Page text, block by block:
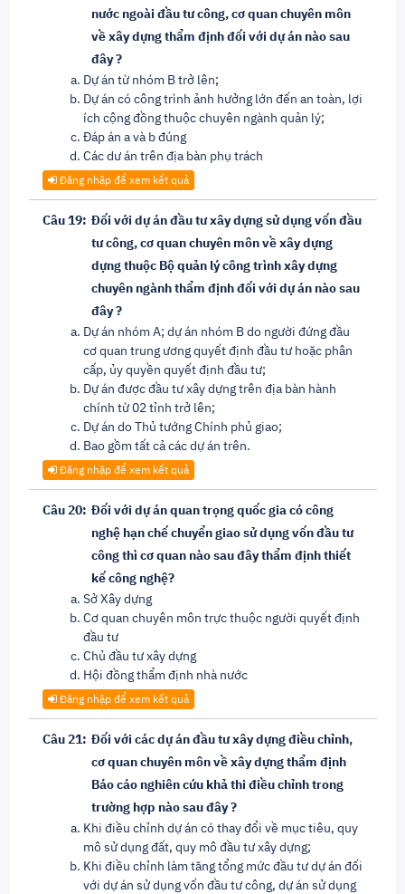
nước ngoài đầu tư công, cơ quan chuyên môn
về xây dựng thẩm định đối với dự án nào sau
đây ?
Dự án từ nhóm B trở lên;
Dự án có công trình ảnh hưởng lớn đến an toàn, lợi
ích cộng đồng thuộc chuyên ngành quản lý;
Đáp án a và b đúng
Các dư án trên địa bàn phụ trách
Đăng nhập để xem kết quả
Câu 19: Đối với dự án đầu tư xây dựng sử dụng vốn đầu
tư công, cơ quan chuyên môn về xây dựng
dựng thuộc Bộ quản lý công trình xây dựng
chuyên ngành thẩm định đối với dự án nào sau
đây ?
Dự án nhóm A; dự án nhóm B do người đứng đầu
cơ quan trung ương quyết định đầu tư hoặc phân
cấp, ủy quyền quyết định đầu tư;
Dự án được đầu tư xây dựng trên địa bàn hành
chính từ 02 tỉnh trở lên;
Dự án do Thủ tướng Chính phủ giao;
Bao gồm tất cả các dự án trên.
Đăng nhập để xem kết quả
Câu 20: Đối với dự án quan trọng quốc gia có công
nghệ hạn chế chuyển giao sử dụng vốn đầu tư
công thì cơ quan nào sau đây thẩm định thiết
kế công nghệ?
Sở Xây dựng
Cơ quan chuyên môn trực thuộc người quyết định
đầu tư
Chủ đầu tư xây dựng
Hội đồng thẩm định nhà nước
Đăng nhập để xem kết quả
Câu 21: Đối với các dự án đầu tư xây dựng điều chỉnh,
cơ quan chuyên môn về xây dựng thẩm định
Báo cáo nghiên cứu khả thi điều chỉnh trong
trường hợp nào sau đây ?
Khi điều chỉnh dự án có thay đổi về mục tiêu, quy
mô sử dụng đất, quy mô đầu tư xây dựng;
Khi điều chỉnh làm tăng tổng mức đầu tư dự án đối
với dự án sử dụng vốn đầu tư công, dự án sử dụng